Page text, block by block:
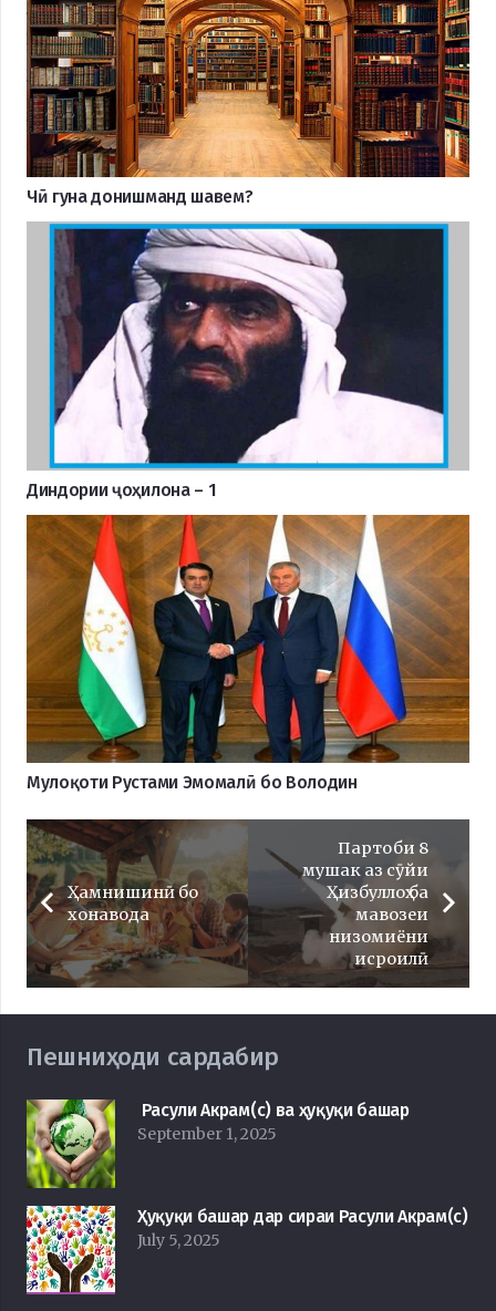
Чӣ гуна донишманд шавем?
Диндории ҷоҳилона – 1
Мулоқоти Рустами Эмомалӣ бо Володин
Ҳамнишинӣ бо
хонавода
Партоби 8
мушак аз сӯйи
Ҳизбуллоҳ ба
мавозеи
низомиёни
исроилӣ
Пешниҳоди сардабир
Расули Акрам(с) ва ҳуқуқи башар
September 1, 2025
Ҳуқуқи башар дар сираи Расули Акрам(с)
July 5, 2025